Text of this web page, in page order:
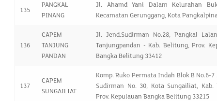
135
PANGKAL
PINANG
Jl. Ahamd Yani Dalam Kelurahan
Kecamatan Gerunggang, Kota
136
CAPEM
TANJUNG
PANDAN
Jl. Jend.Sudirman No.28, Pangkal
Tanjungpandan - Kab. Belitung, Prov.
Bangka Belitung 33412
137
CAPEM
SUNGAILIAT
Komp. Ruko Permata Indah Blok B No.6-7
Sudirman No. 30, Kota Sungailiat, Kab.
Prov. Kepulauan Bangka Belitung 33215